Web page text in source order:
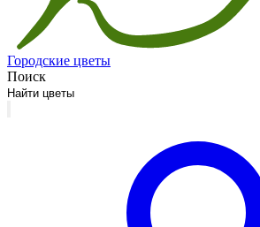
Городские цветы
Поиск